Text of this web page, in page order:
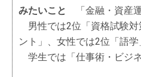
みたいこと
「金融・資産
男性では2位「資格試験対
ント」、女性では2位「語学
学生では「仕事術・ビジ